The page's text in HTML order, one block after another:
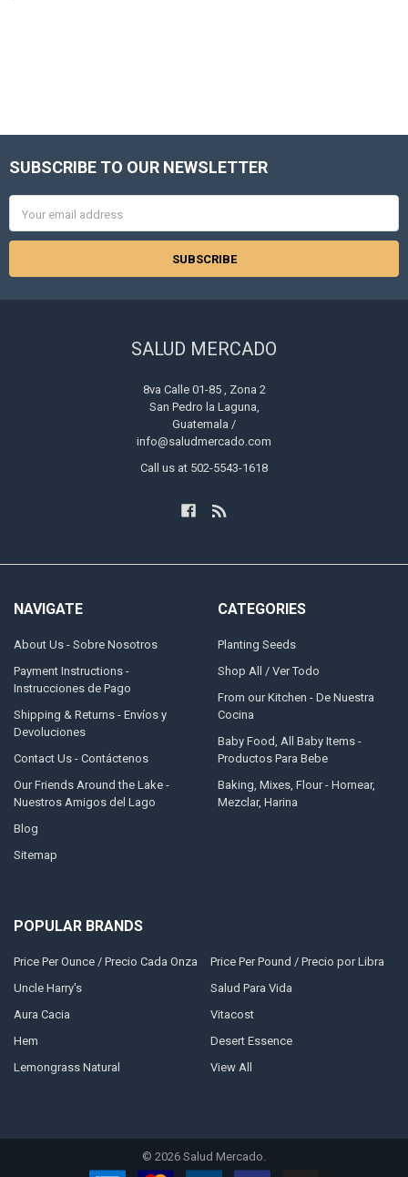
Footer
SUBSCRIBE TO OUR NEWSLETTER
Address
SALUD MERCADO
8va Calle 01-85 , Zona 2
San Pedro la Laguna,
Guatemala /
info@saludmercado.com
Call us at 502-5543-1618
NAVIGATE
About Us - Sobre Nosotros
Payment Instructions -
Instrucciones de Pago
Shipping & Returns - Envíos y
Devoluciones
Contact Us - Contáctenos
Our Friends Around the Lake -
Nuestros Amigos del Lago
Blog
Sitemap
CATEGORIES
Planting Seeds
Shop All / Ver Todo
From our Kitchen - De Nuestra
Cocina
Baby Food, All Baby Items -
Productos Para Bebe
Baking, Mixes, Flour - Hornear,
Mezclar, Harina
POPULAR BRANDS
Price Per Ounce / Precio Cada Onza
Uncle Harry's
Aura Cacia
Hem
Lemongrass Natural
Price Per Pound / Precio por Libra
Salud Para Vida
Vitacost
Desert Essence
View All
© 2026 Salud Mercado.